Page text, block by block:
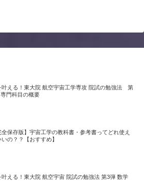
叶える！東大院 航空宇宙工学専攻 院試の勉強法 第
門科目の概要
全保存版】宇宙工学の教科書・参考書ってどれ使え
いの？？【おすすめ】
叶える！東大院 航空宇宙 院試の勉強法 第3弾 数学